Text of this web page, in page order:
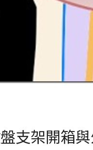
支架開箱